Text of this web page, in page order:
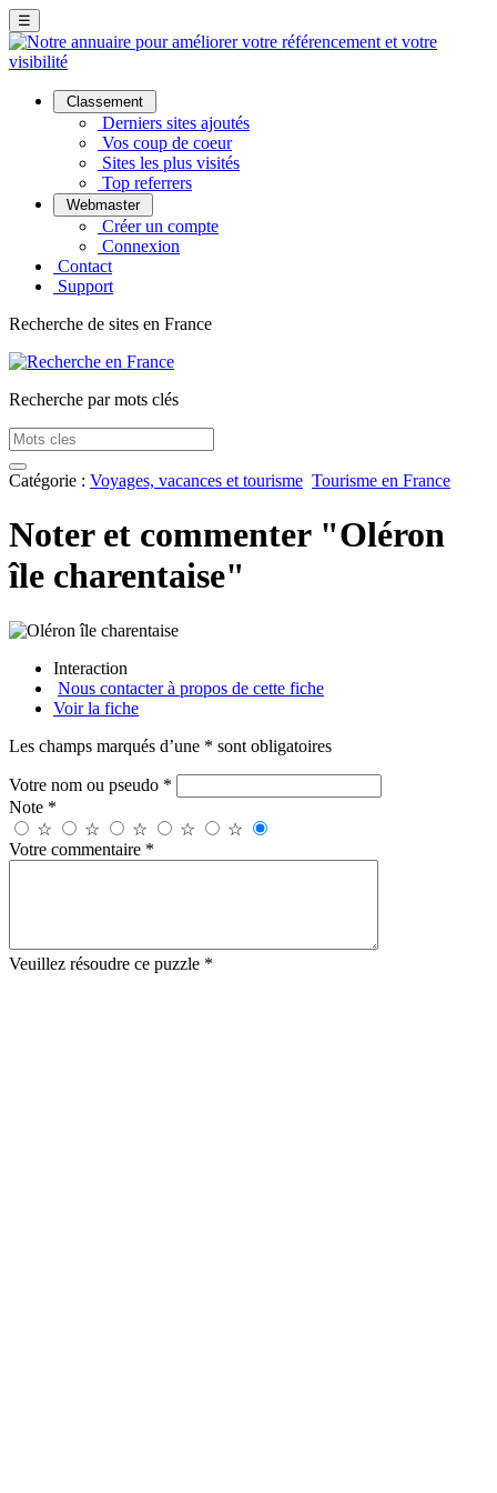
☰
Classement
Derniers sites ajoutés
Vos coup de coeur
Sites les plus visités
Top referrers
Webmaster
Créer un compte
Connexion
Contact
Support
Recherche de sites en France
Recherche par mots clés
Catégorie : Voyages, vacances et tourisme Tourisme en France
Noter et commenter "Oléron
île charentaise"
Interaction
Nous contacter à propos de cette fiche
Voir la fiche
Les champs marqués d’une * sont obligatoires
Votre nom ou pseudo *
Note *
☆
☆ ☆ ☆
☆
Votre commentaire *
Veuillez résoudre ce puzzle *